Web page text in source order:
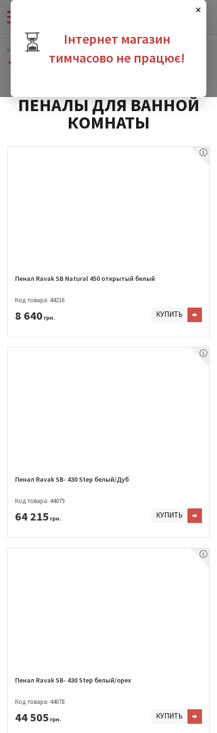
×
⏳
Інтернет магазин
тимчасово не працює!
Интернет-магазин сантехники
Пеналы для ванной комнаты
ПЕНАЛЫ ДЛЯ ВАННОЙ
КОМНАТЫ
Пенал Ravak SB Natural 450 открытый белый
Код товара: 44216
8 640 грн. КУПИТЬ
Пенал Ravak SB- 430 Step белый/Дуб
Код товара: 44079
64 215 грн. КУПИТЬ
Пенал Ravak SB- 430 Step белый/орех
Код товара: 44078
44 505 грн. КУПИТЬ